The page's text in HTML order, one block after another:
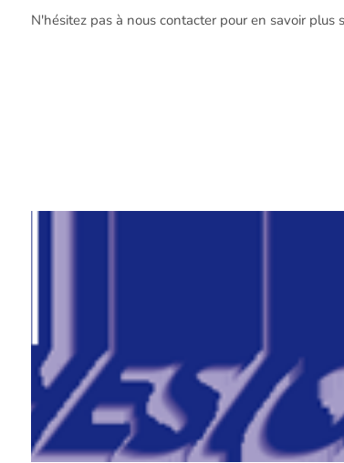
N'hésitez pas à nous contacter pour en savoir plus